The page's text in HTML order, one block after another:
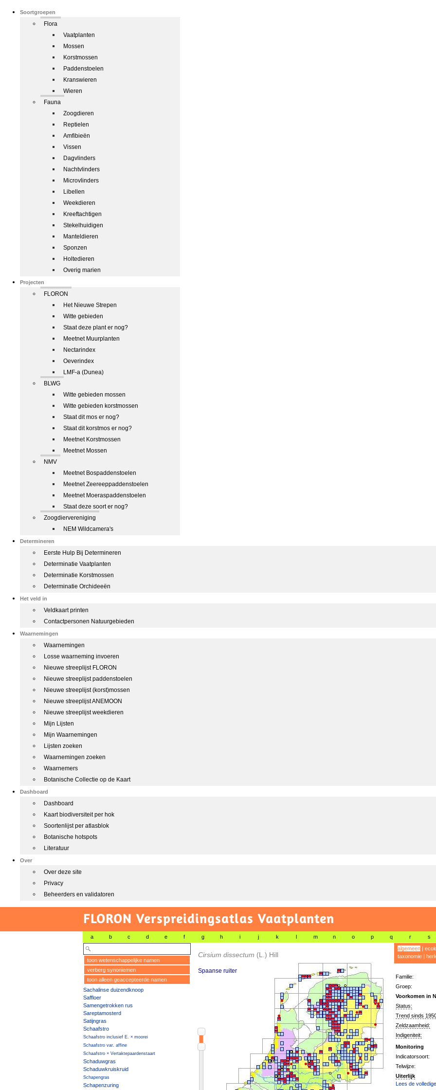
Soortgroepen
Flora
Vaatplanten
Mossen
Korstmossen
Paddenstoelen
Kranswieren
Wieren
Fauna
Zoogdieren
Reptielen
Amfibieën
Vissen
Dagvlinders
Nachtvlinders
Microvlinders
Libellen
Weekdieren
Kreeftachtigen
Stekelhuidigen
Manteldieren
Sponzen
Holtedieren
Overig marien
Projecten
FLORON
Het Nieuwe Strepen
Witte gebieden
Staat deze plant er nog?
Meetnet Muurplanten
Nectarindex
Oeverindex
LMF-a (Dunea)
BLWG
Witte gebieden mossen
Witte gebieden korstmossen
Staat dit mos er nog?
Staat dit korstmos er nog?
Meetnet Korstmossen
Meetnet Mossen
NMV
Meetnet Bospaddenstoelen
Meetnet Zeereeppaddenstoelen
Meetnet Moeraspaddenstoelen
Staat deze soort er nog?
Zoogdiervereniging
NEM Wildcamera's
Determineren
Eerste Hulp Bij Determineren
Determinatie Vaatplanten
Determinatie Korstmossen
Determinatie Orchideeën
Het veld in
Veldkaart printen
Contactpersonen Natuurgebieden
Waarnemingen
Waarnemingen
Losse waarneming invoeren
Nieuwe streeplijst FLORON
Nieuwe streeplijst paddenstoelen
Nieuwe streeplijst (korst)mossen
Nieuwe streeplijst ANEMOON
Nieuwe streeplijst weekdieren
Mijn Lijsten
Mijn Waarnemingen
Lijsten zoeken
Waarnemingen zoeken
Waarnemers
Botanische Collectie op de Kaart
Dashboard
Dashboard
Kaart biodiversiteit per hok
Soortenlijst per atlasblok
Botanische hotspots
Literatuur
Over
Over deze site
Privacy
Beheerders en validatoren
FLORON Verspreidingsatlas Vaatplanten
a b c d e f g h i j k l m n o p q r s
toon wetenschappelijke namen
verberg synoniemen
toon alleen geaccepteerde namen
Sachalinse duizendknoop
Saffloer
Samengetrokken rus
Sareptamosterd
Satijngras
Schaafstro
Schaafstro inclusief E. × moorei
Schaafstro var. affine
Schaafstro × Vertaktepaardenstaart
Schaduwgras
Schaduwkruiskruid
Schapengras
Schapenzuring
Cirsium dissectum (L.) Hill
Spaanse ruiter
algemeen|
taxonomie|
Familie:
Groep:
Voorkomen in
Status:
Trend sinds
Zeldzaamheid:
Indigeniteit:
Monitoring
Indicatorsoort:
Telwijze:
Uiterlijk
Lees de